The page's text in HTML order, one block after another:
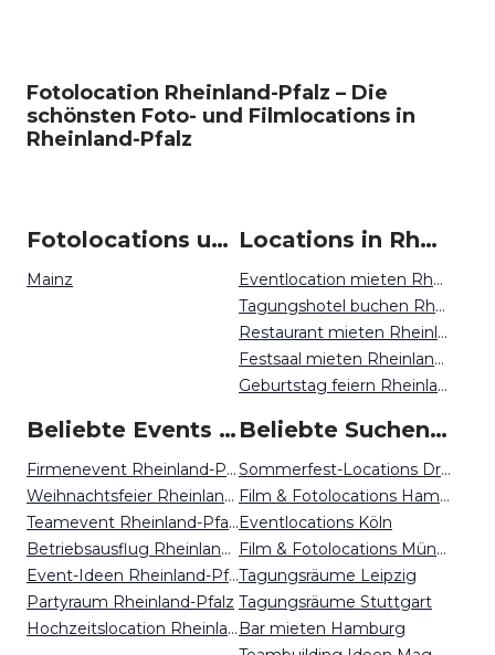
Fotolocation Rheinland-Pfalz – Die
schönsten Foto- und Filmlocations in
Rheinland-Pfalz
Fotolocations um Rheinland-Pfalz
Mainz
Locations in Rheinland-Pfalz mieten
Eventlocation mieten Rheinland-Pfalz
Tagungshotel buchen Rheinland-Pfalz
Restaurant mieten Rheinland-Pfalz
Festsaal mieten Rheinland-Pfalz
Geburtstag feiern Rheinland-Pfalz
Beliebte Events in Rheinland-Pfalz
Firmenevent Rheinland-Pfalz
Weihnachtsfeier Rheinland-Pfalz
Teamevent Rheinland-Pfalz
Betriebsausflug Rheinland-Pfalz
Event-Ideen Rheinland-Pfalz
Partyraum Rheinland-Pfalz
Hochzeitslocation Rheinland-Pfalz
Beliebte Suchen auf Event Inc
Sommerfest-Locations Dresden
Film & Fotolocations Hamburg
Eventlocations Köln
Film & Fotolocations München
Tagungsräume Leipzig
Tagungsräume Stuttgart
Bar mieten Hamburg